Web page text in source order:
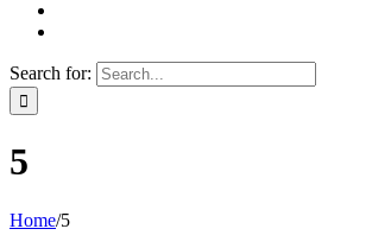
Search for:
5
Home/5